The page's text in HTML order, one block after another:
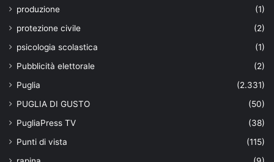
produzione
(1)
protezione civile
(2)
psicologia scolastica
(1)
Pubblicità elettorale
(2)
Puglia
(2.331)
PUGLIA DI GUSTO
(50)
PugliaPress TV
(38)
Punti di vista
(115)